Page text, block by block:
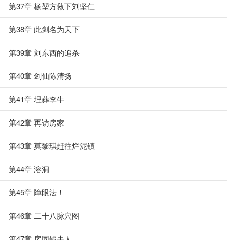
第37章 杨堃方救下刘坚仁
第38章 此剑名为天下
第39章 刘东西的追杀
第40章 剑仙陈清扬
第41章 埋葬李牛
第42章 再访房家
第43章 莫黎琪赶往烂泥镇
第44章 溶洞
第45章 障眼法！
第46章 二十八脉穴图